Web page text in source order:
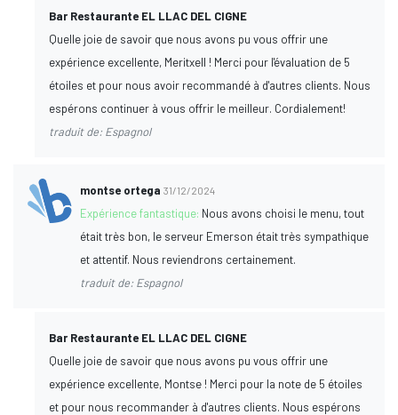
Bar Restaurante EL LLAC DEL CIGNE
Quelle joie de savoir que nous avons pu vous offrir une
expérience excellente, Meritxell ! Merci pour l'évaluation de 5
étoiles et pour nous avoir recommandé à d'autres clients. Nous
espérons continuer à vous offrir le meilleur. Cordialement!
traduit de: Espagnol
montse ortega 31/12/2024
Expérience fantastique: Nous avons choisi le menu, tout
était très bon, le serveur Emerson était très sympathique
et attentif. Nous reviendrons certainement.
traduit de: Espagnol
Bar Restaurante EL LLAC DEL CIGNE
Quelle joie de savoir que nous avons pu vous offrir une
expérience excellente, Montse ! Merci pour la note de 5 étoiles
et pour nous recommander à d'autres clients. Nous espérons